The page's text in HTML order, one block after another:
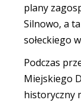
plany
Silnowo, a
sołeckiego
Podczas
Miejskiego
historyczny